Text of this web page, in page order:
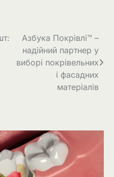
Азбука Покрівлі™ –
надійний партнер у
виборі покрівельних
і фасадних
матеріалів